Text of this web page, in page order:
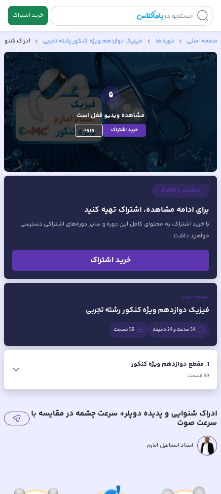
جستجو در خرید اشتراک
صفحه اصلی دوره ها فیزیک دوازدهم ویژه کنکور رشته تجربی ادراک
🔒
مشاهده ویدیوقفل است
خرید اشتراک ورود
دسترسی با اشتراک
برای ادامه مشاهده، اشتراک تهیه کنید
با خرید اشتراک، به محتوای کامل این دوره و سایر دوره‌های اشتراکی دسترسی
خواهید داشت.
خرید اشتراک
فهرست دوره
فیزیک دوازدهم ویژه کنکور رشته تجربی
54 ساعت و 24 دقیقه 59قسمت
1
. مقطع دوازدهم ویژه کنکور
59قسمت
ادراک شنوایی و پدیده دوپلر+ سرعت چشمه در مقایسه با
سرعت صوت
استاد اسماعیل امارم